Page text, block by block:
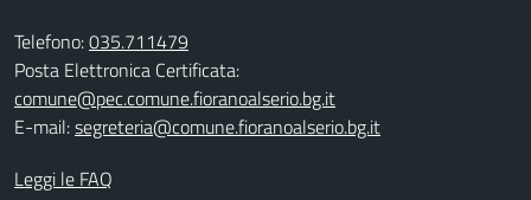
Telefono:035.711479
Posta Elettronica Certificata:
comune@pec.comune.fioranoalserio.bg.it
E-mail:segreteria@comune.fioranoalserio.bg.it
Leggi le FAQ